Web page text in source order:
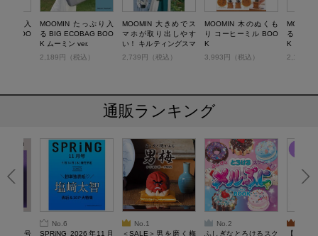
ぷり入
BOO
MOOMIN たっぷり入
る BIG ECOBAG BOO
K ムーミン ver.
2,189円（税込）
MOOMIN 大きめでス
マホが取り出しやす
い！ キルティングスマ
ホショルダー BOOK
2,739円（税込）
MOOMIN 木のぬくも
り コーヒーミル BOO
K
3,993円（税込）
る BIG
K リトル
2,189円
通販ランキング
10月号
No.6
SPRiNG 2026年11月
No.1
＜SALE＞男を磨く梅
No.2
ふしぎなとろけるスク
【